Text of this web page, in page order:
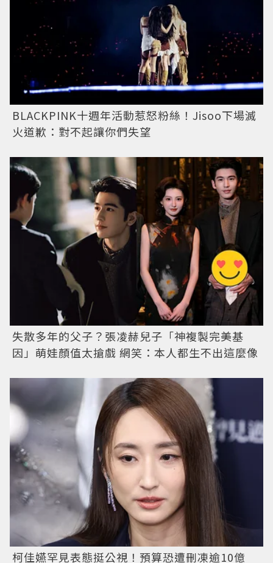
BLACKPINK十週年活動惹怒粉絲！Jisoo下場滅
火道歉：對不起讓你們失望
失散多年的父子？張凌赫兒子「神複製完美基
因」萌娃顏值太搶戲 網笑：本人都生不出這麼像
柯佳嬿罕見表態挺公視！預算恐遭刪凍逾10億